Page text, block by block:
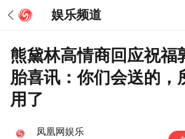
娱乐频道
熊黛林高情商回应祝福
胎喜讯：你们会送的，
用了
凤凰网娱乐